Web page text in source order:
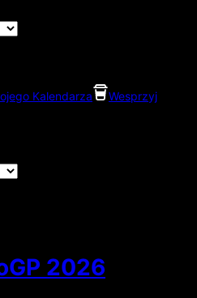
Kalendarza
Wesprzyj
2026